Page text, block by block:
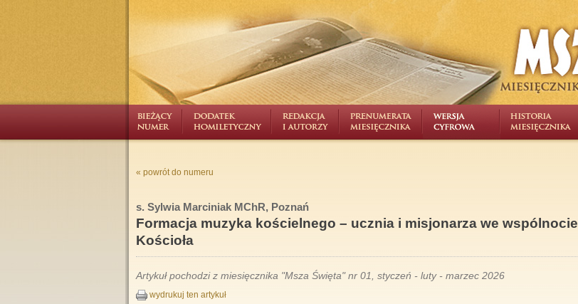
« powrót do numeru
s. Sylwia Marciniak MChR, Poznań
Formacja muzyka kościelnego – ucznia i misjonarza we wspólnocie
Kościoła
Artykuł pochodzi z miesięcznika "Msza Święta" nr 01, styczeń - luty - marzec 2026
wydrukuj ten artykuł